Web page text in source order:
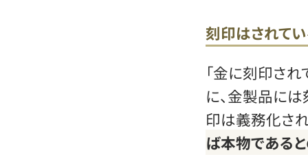
刻印はされて
「金に刻印さ
に、金製品に
印は義務化さ
ば本物である